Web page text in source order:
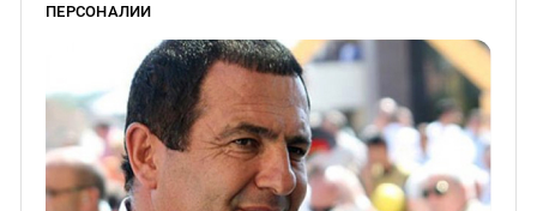
ПЕРСОНАЛИИ